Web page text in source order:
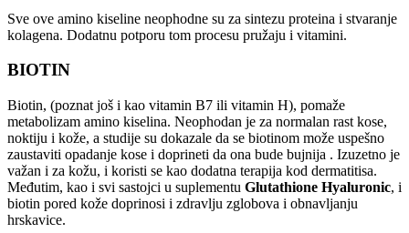
Sve ove amino kiseline neophodne su za sintezu proteina i stvaranje
kolagena. Dodatnu potporu tom procesu pružaju i vitamini.
BIOTIN
Biotin, (poznat još i kao vitamin B7 ili vitamin H), pomaže
metabolizam amino kiselina. Neophodan je za normalan rast kose,
noktiju i kože, a studije su dokazale da se biotinom može uspešno
zaustaviti opadanje kose i doprineti da ona bude bujnija . Izuzetno je
važan i za kožu, i koristi se kao dodatna terapija kod dermatitisa.
Međutim, kao i svi sastojci u suplementu Glutathione Hyaluronic, i
biotin pored kože doprinosi i zdravlju zglobova i obnavljanju
hrskavice.